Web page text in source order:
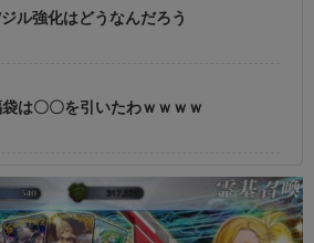
ジル強化はどうなんだろう
袋は〇〇を引いたわｗｗｗｗ